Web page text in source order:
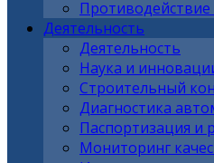
Деятельность
Деятельность
Наука и
Строительный
Диагностика
Паспортизация и
Мониторинг